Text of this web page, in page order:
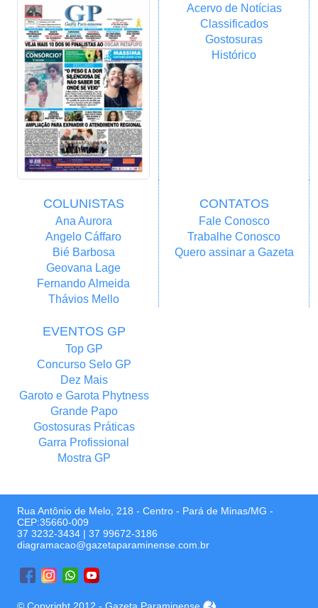
Acervo de Notícias
Classificados
Gostosuras
Histórico
COLUNISTAS
Ana Aurora
Angelo Cáffaro
Bié Barbosa
Geovana Lage
Fernando Almeida
Thávios Mello
CONTATOS
Fale Conosco
Trabalhe Conosco
Quero assinar a Gazeta
EVENTOS GP
Top GP
Concurso Selo GP
Dez Mais
Garoto e Garota Phytness
Grande Papo
Gostosuras Práticas
Garra Profissional
Mostra GP
Rua Antônio de Melo, 218 - Centro - Pará de Minas/MG -
CEP:35660-009
37 3232-3434 | 37 99672-3186
diagramacao@gazetaparaminense.com.br